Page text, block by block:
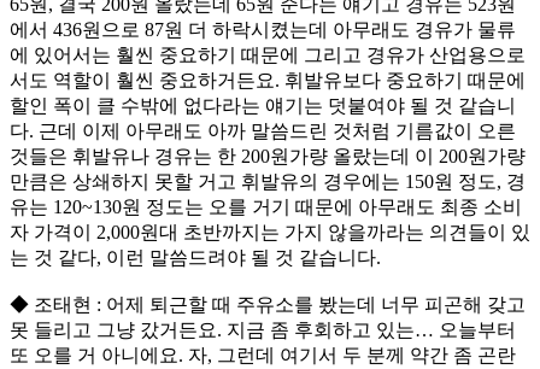
65원, 결국 200원 올랐는데 65원 준다는 얘기고 경유는 523원
에서 436원으로 87원 더 하락시켰는데 아무래도 경유가 물류
에 있어서는 훨씬 중요하기 때문에 그리고 경유가 산업용으로
서도 역할이 훨씬 중요하거든요. 휘발유보다 중요하기 때문에
할인 폭이 클 수밖에 없다라는 얘기는 덧붙여야 될 것 같습니
다. 근데 이제 아무래도 아까 말씀드린 것처럼 기름값이 오른
것들은 휘발유나 경유는 한 200원가량 올랐는데 이 200원가량
만큼은 상쇄하지 못할 거고 휘발유의 경우에는 150원 정도, 경
유는 120~130원 정도는 오를 거기 때문에 아무래도 최종 소비
자 가격이 2,000원대 초반까지는 가지 않을까라는 의견들이 있
는 것 같다, 이런 말씀드려야 될 것 같습니다.
◆ 조태현 : 어제 퇴근할 때 주유소를 봤는데 너무 피곤해 갖고
못 들리고 그냥 갔거든요. 지금 좀 후회하고 있는… 오늘부터
또 오를 거 아니에요. 자, 그런데 여기서 두 분께 약간 좀 곤란